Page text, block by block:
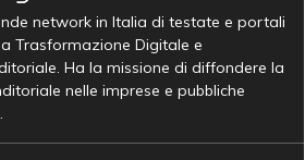
network in Italia di testate e portali
Trasformazione Digitale e
Ha la missione di diffondere la
nelle imprese e pubbliche